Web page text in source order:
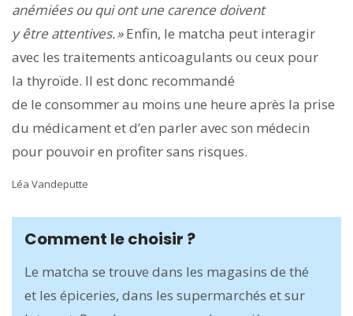
anémiées ou qui ont une carence doivent
y être attentives. »Enfin, le matcha peut interagir
avec les traitements anticoagulants ou ceux pour
la thyroïde. Il est donc recommandé
de le consommer au moins une heure après la prise
du médicament et d’en parler avec son médecin
pour pouvoir en profiter sans risques.
Léa Vandeputte
Comment le choisir ?
Le matcha se trouve dans les magasins de thé
et les épiceries, dans les supermarchés et sur